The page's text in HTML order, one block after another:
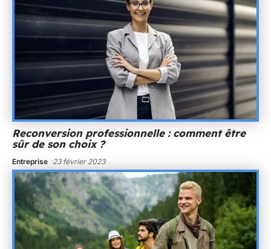
Reconversion professionnelle : comment être
sûr de son choix ?
Entreprise 23 février 2023